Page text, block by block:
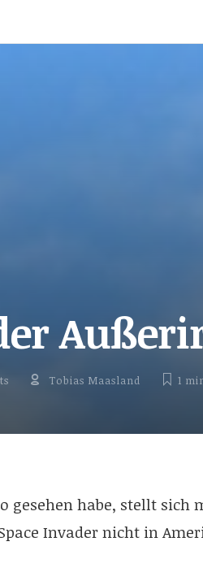
Tobias Maasland 1
gesehen habe, stellt sich
Invader nicht in